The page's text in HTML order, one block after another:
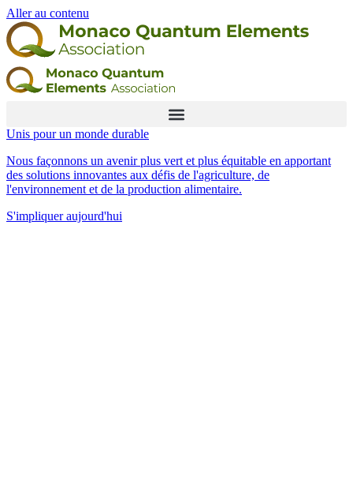
Aller au contenu
Unis pour un monde durable
Nous façonnons un avenir plus vert et plus équitable en apportant
des solutions innovantes aux défis de l'agriculture, de
l'environnement et de la production alimentaire.
S'impliquer aujourd'hui